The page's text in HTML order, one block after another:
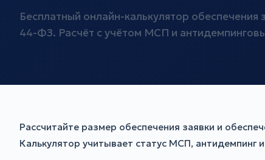
Бесплатный онлайн-калькулятор обеспечения
44-ФЗ. Расчёт с учётом МСП и
Рассчитайте размер обеспечения заявки и
Калькулятор учитывает статус МСП, антидемпинг